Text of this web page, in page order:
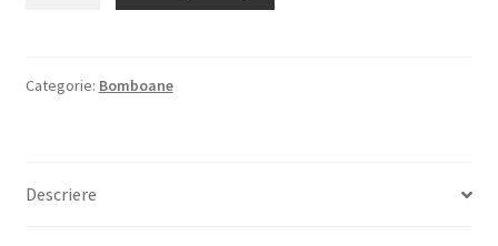
475G
AROMA
Categorie: Bomboane
Descriere